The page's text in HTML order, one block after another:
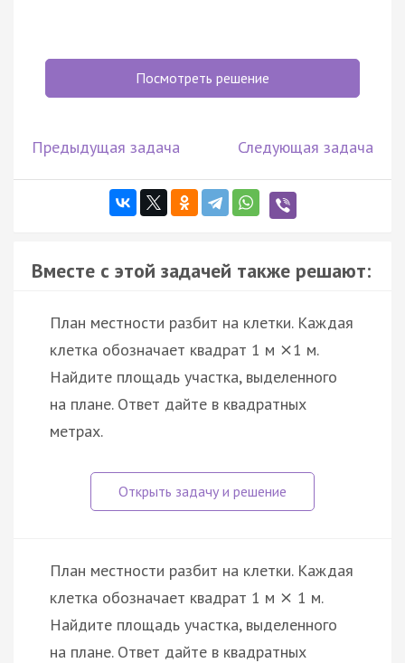
Посмотреть решение
Предыдущая задача Следующая задача
Вместе с этой задачей также решают:
План местности разбит на клетки. Каждая
клетка обозначает квадрат 1 м ×1 м.
Найдите площадь участка, выделенного
на плане. Ответ дайте в квадратных
метрах.
План местности разбит на клетки. Каждая
клетка обозначает квадрат 1 м × 1 м.
Найдите площадь участка, выделенного
на плане. Ответ дайте в квадратных